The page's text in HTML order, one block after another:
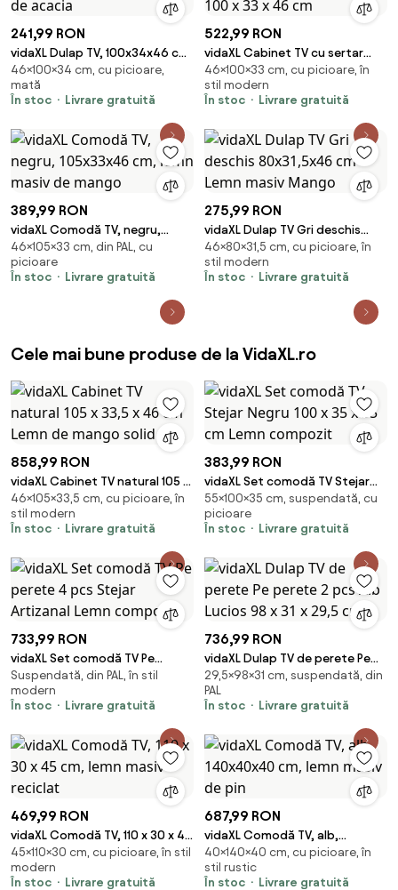
241,99 RON
vidaXL Dulap TV, 100x34x46 cm,
lemn masiv de acacia
46×100×34 cm, cu picioare,
mată
În stoc
Livrare gratuită
522,99 RON
vidaXL Cabinet TV cu sertar
Finisaj Acacia Maro 100 x 33 x 46
cm
46×100×33 cm, cu picioare, în
stil modern
În stoc
Livrare gratuită
389,99 RON
vidaXL Comodă TV, negru,
105x33x46 cm, lemn masiv de
mango
46×105×33 cm, din PAL, cu
picioare
În stoc
Livrare gratuită
275,99 RON
vidaXL Dulap TV Gri deschis
80x31,5x46 cm Lemn masiv
Mango
46×80×31,5 cm, cu picioare, în
stil modern
În stoc
Livrare gratuită
Cele mai bune produse de la VidaXL.ro
858,99 RON
vidaXL Cabinet TV natural 105 x
33,5 x 46 cm Lemn de mango
solid
46×105×33,5 cm, cu picioare, în
stil modern
În stoc
Livrare gratuită
383,99 RON
vidaXL Set comodă TV Stejar
Negru 100 x 35 x 55 cm Lemn
compozit
55×100×35 cm, suspendată, cu
picioare
În stoc
Livrare gratuită
733,99 RON
vidaXL Set comodă TV Pe
perete 4 pcs Stejar Artizanal
Lemn compozit
Suspendată, din PAL, în stil
modern
În stoc
Livrare gratuită
736,99 RON
vidaXL Dulap TV de perete Pe
perete 2 pcs Alb Lucios 98 x 31 x
29,5 cm
29,5×98×31 cm, suspendată, din
PAL
În stoc
Livrare gratuită
469,99 RON
vidaXL Comodă TV, 110 x 30 x 45
cm, lemn masiv reciclat
45×110×30 cm, cu picioare, în stil
modern
În stoc
Livrare gratuită
687,99 RON
vidaXL Comodă TV, alb,
140x40x40 cm, lemn masiv de
pin
40×140×40 cm, cu picioare, în
stil rustic
În stoc
Livrare gratuită